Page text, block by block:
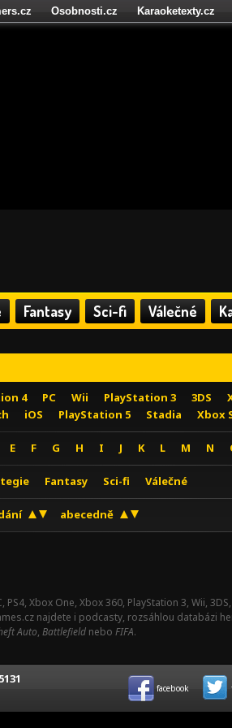
Fantasy Sci-fi Válečné
4 PC Wii PlayStation 3 3DS
iOS PlayStation 5 Stadia Xbox
E F G H I J K L M N
Fantasy Sci-fi Válečné
abecedně
PS4, Xbox One, Xbox 360, PlayStation 3, Wii,
najdete i podcasty, rozsáhlou databázi
Auto, Battlefield nebo FIFA.
Osobnosti.cz Karaoketexty.cz
facebook